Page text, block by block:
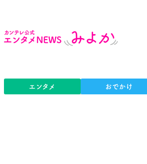
エンタメ おでかけ